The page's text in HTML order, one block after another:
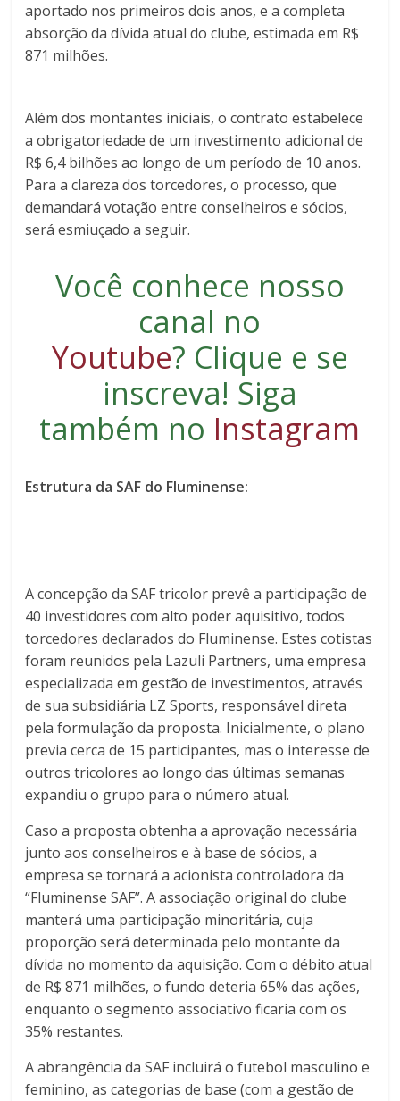
aportado nos primeiros dois anos, e a completa
absorção da dívida atual do clube, estimada em R$
871 milhões.
Além dos montantes iniciais, o contrato estabelece
a obrigatoriedade de um investimento adicional de
R$ 6,4 bilhões ao longo de um período de 10 anos.
Para a clareza dos torcedores, o processo, que
demandará votação entre conselheiros e sócios,
será esmiuçado a seguir.
Você conhece nosso
canal no
Youtube? Clique e se
inscreva! Siga
também no Instagram
Estrutura da SAF do Fluminense:
A concepção da SAF tricolor prevê a participação de
40 investidores com alto poder aquisitivo, todos
torcedores declarados do Fluminense. Estes cotistas
foram reunidos pela Lazuli Partners, uma empresa
especializada em gestão de investimentos, através
de sua subsidiária LZ Sports, responsável direta
pela formulação da proposta. Inicialmente, o plano
previa cerca de 15 participantes, mas o interesse de
outros tricolores ao longo das últimas semanas
expandiu o grupo para o número atual.
Caso a proposta obtenha a aprovação necessária
junto aos conselheiros e à base de sócios, a
empresa se tornará a acionista controladora da
“Fluminense SAF”. A associação original do clube
manterá uma participação minoritária, cuja
proporção será determinada pelo montante da
dívida no momento da aquisição. Com o débito atual
de R$ 871 milhões, o fundo deteria 65% das ações,
enquanto o segmento associativo ficaria com os
35% restantes.
A abrangência da SAF incluirá o futebol masculino e
feminino, as categorias de base (com a gestão de